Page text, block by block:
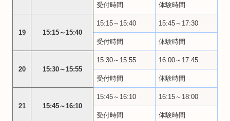
受付時間 体験時間
19 15:15～15:40
15:15～15:40 15:45～17:30
受付時間 体験時間
20 15:30～15:55
15:30～15:55 16:00～17:45
受付時間 体験時間
21 15:45～16:10
15:45～16:10 16:15～18:00
受付時間 体験時間